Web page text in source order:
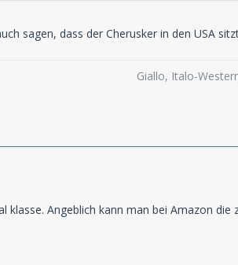
sagen, dass der Cherusker in den USA
Giallo, Italo-
klasse. Angeblich kann man bei Amazon